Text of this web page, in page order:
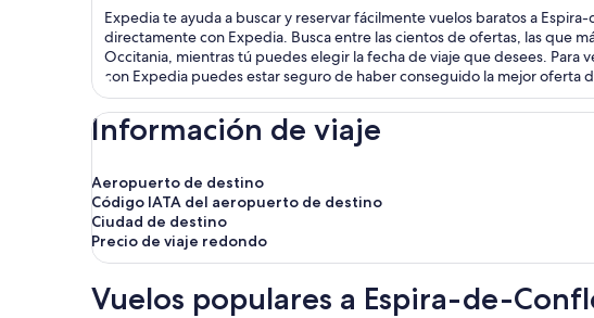
Expedia te ayuda a buscar y reservar fácilmente vuelos baratos a
directamente con Expedia. Busca entre las cientos de ofertas, las que
Occitania, mientras tú puedes elegir la fecha de viaje que desees.
con Expedia puedes estar seguro de haber conseguido la mejor oferta
Información de viaje
Aeropuerto de destino
Código IATA del aeropuerto de destino
Ciudad de destino
Precio de viaje redondo
Vuelos populares a Espira-de-